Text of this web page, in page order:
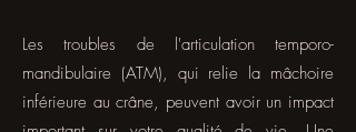
Les troubles de l'articulation temporo-
mandibulaire (ATM), qui relie la mâchoire
inférieure au crâne, peuvent avoir un impact